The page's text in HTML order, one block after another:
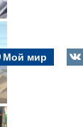
Мой мир